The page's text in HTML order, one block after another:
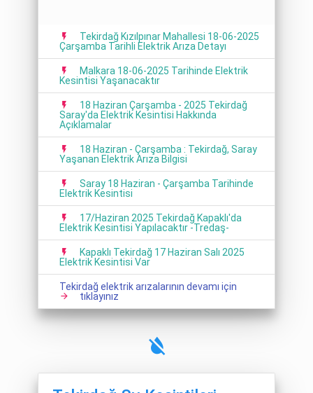
Tekirdağ Kızılpınar Mahallesi 18-06-2025
Çarşamba Tarihli Elektrik Arıza Detayı
Malkara 18-06-2025 Tarihinde Elektrik
Kesintisi Yaşanacaktır
18 Haziran Çarşamba - 2025 Tekirdağ
Saray'da Elektrik Kesintisi Hakkında
Açıklamalar
18 Haziran - Çarşamba : Tekirdağ, Saray
Yaşanan Elektrik Arıza Bilgisi
Saray 18 Haziran - Çarşamba Tarihinde
Elektrik Kesintisi
17/Haziran 2025 Tekirdağ Kapaklı'da
Elektrik Kesintisi Yapılacaktır -Tredaş-
Kapaklı Tekirdağ 17 Haziran Salı 2025
Elektrik Kesintisi Var
Tekirdağ elektrik arızalarının devamı için
tıklayınız